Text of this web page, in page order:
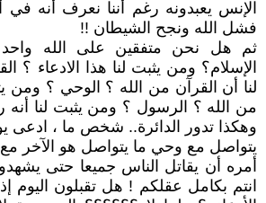
الإنس يعبدونه رغم أننا نعرف أنه في
فشل الله ونجح الشيطان !!
ثم هل نحن متفقين على الله
الإسلام؟ ومن يثبت لنا هذا الادعاء ؟
لنا أن القرآن من الله ؟ الوحي ؟ ومن
من الله ؟ الرسول ؟ ومن يثبت لنا
وهكذا تدور الدائرة.. شخص ما ، ادعى
يتواصل مع وحي ما يتواصل هو الآخر مع
أمره أن يقاتل الناس جميعا حتى
انتم بكامل عقلكم ! هل تقبلون اليوم